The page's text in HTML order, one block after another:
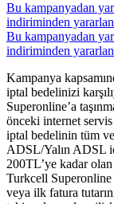
Bu kampanyadan
indiriminden
Bu kampanyadan
indiriminden
​Kampanya
iptal bedelinizi
Superonline’a
önceki internet servis
iptal bedelinin tüm
ADSL/Yalın ADSL
200TL’ye kadar olan
Turkcell
veya ilk fatura